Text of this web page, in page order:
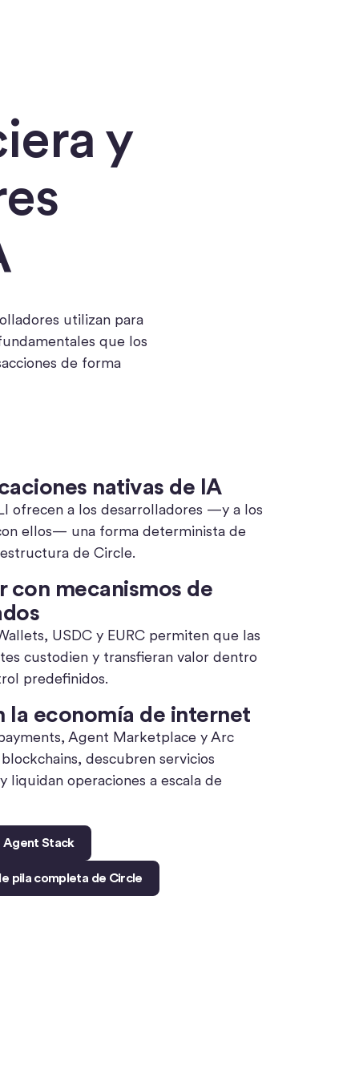
y
utilizan para
que los
de forma
nativas de IA
ofrecen a los desarrolladores —y a los
ellos— una forma determinista de
de Circle.
con mecanismos de
USDC y EURC permiten que las
custodien y transfieran valor dentro
predefinidos.
la economía de internet
Agent Marketplace y Arc
descubren servicios
liquidan operaciones a escala de
Agent Stack
pila completa de Circle